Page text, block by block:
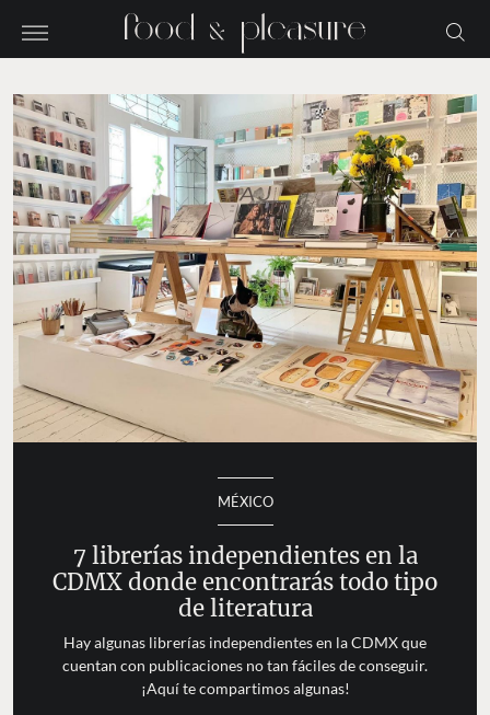
MÉXICO
7 librerías independientes en la
CDMX donde encontrarás todo tipo
de literatura
Hay algunas librerías independientes en la CDMX que
cuentan con publicaciones no tan fáciles de conseguir.
¡Aquí te compartimos algunas!